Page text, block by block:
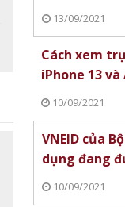
13/09/2021
Cách xem
iPhone 13
10/09/2021
VNEID của
dụng đang
10/09/2021